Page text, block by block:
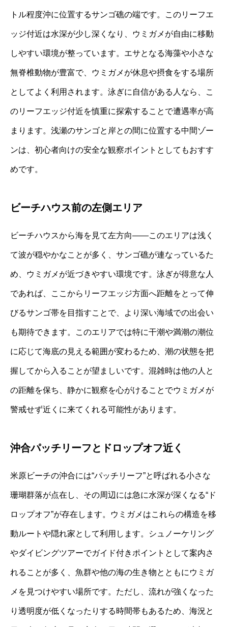
トル程度沖に位置するサンゴ礁の端です。このリーフエ
ッジ付近は水深が少し深くなり、ウミガメが自由に移動
しやすい環境が整っています。エサとなる海藻や小さな
無脊椎動物が豊富で、ウミガメが休息や摂食をする場所
としてよく利用されます。泳ぎに自信がある人なら、こ
のリーフエッジ付近を慎重に探索することで遭遇率が高
まります。浅瀬のサンゴと岸との間に位置する中間ゾー
ンは、初心者向けの安全な観察ポイントとしてもおすす
めです。
ビーチハウス前の左側エリア
ビーチハウスから海を見て左方向――このエリアは浅く
て波が穏やかなことが多く、サンゴ礁が連なっているた
め、ウミガメが近づきやすい環境です。泳ぎが得意な人
であれば、ここからリーフエッジ方面へ距離をとって伸
びるサンゴ帯を目指すことで、より深い海域での出会い
も期待できます。このエリアでは特に干潮や満潮の潮位
に応じて海底の見える範囲が変わるため、潮の状態を把
握してから入ることが望ましいです。混雑時は他の人と
の距離を保ち、静かに観察を心がけることでウミガメが
警戒せず近くに来てくれる可能性があります。
沖合パッチリーフとドロップオフ近く
米原ビーチの沖合には“パッチリーフ”と呼ばれる小さな
珊瑚群落が点在し、その周辺には急に水深が深くなる“ド
ロップオフ”が存在します。ウミガメはこれらの構造を移
動ルートや隠れ家として利用します。シュノーケリング
やダイビングツアーでガイド付きポイントとして案内さ
れることが多く、魚群や他の海の生き物とともにウミガ
メを見つけやすい場所です。ただし、流れが強くなった
り透明度が低くなったりする時間帯もあるため、海況と